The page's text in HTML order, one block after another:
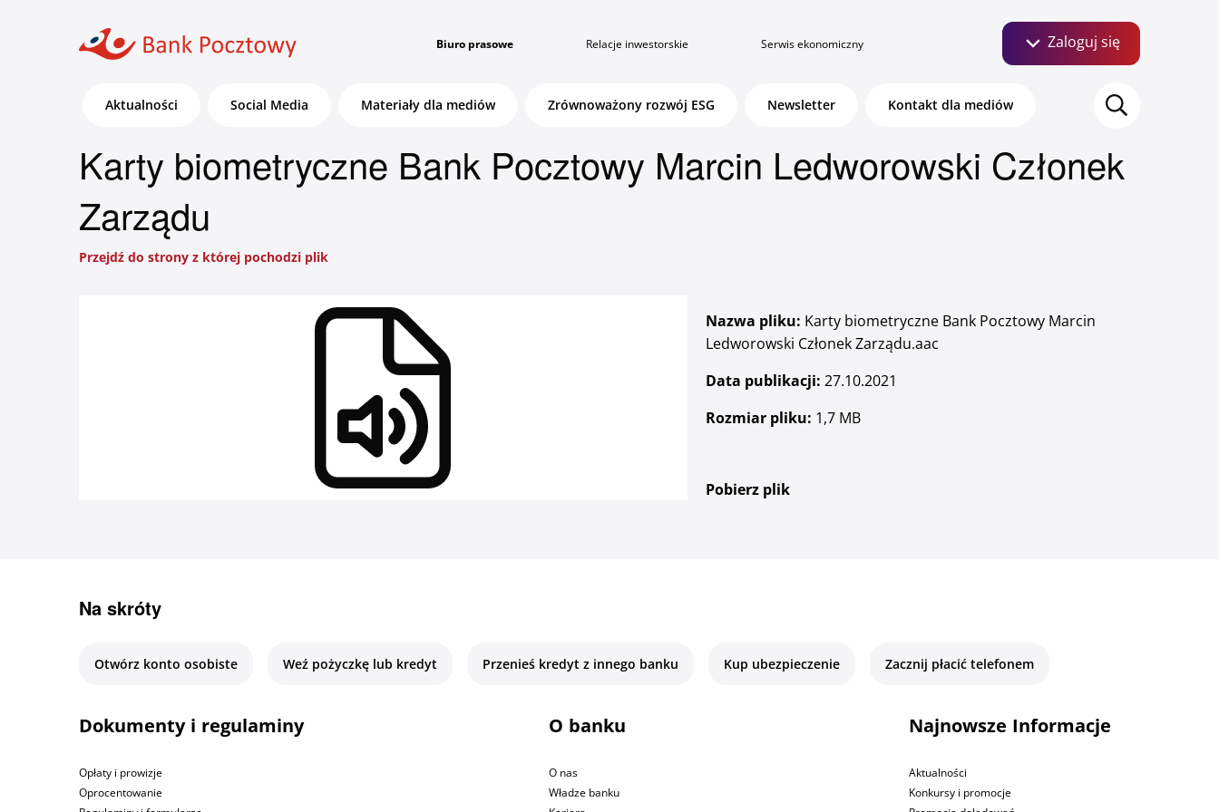
Biuro prasowe Relacje inwestorskie Serwis ekonomiczny Zaloguj się
Bankowość dla Klientów
detalicznych, małych firm i
O bankowości mobilnej
Szukaj:
Aktualności Social Media Materiały dla mediów Zrównoważony rozwój ESG Newsletter Kontakt dla mediów
Karty biometryczne Bank Pocztowy Marcin Ledworowski Członek
Zarządu
Przejdź do strony z której pochodzi plik
Pobierz plik
Nazwa pliku: Karty biometryczne Bank Pocztowy Marcin
Ledworowski Członek Zarządu.aac
Data publikacji: 27.10.2021
Rozmiar pliku: 1,7 MB
Na skróty
Otwórz konto osobiste Weź pożyczkę lub kredyt Przenieś kredyt z innego banku Kup ubezpieczenie Zacznij płacić telefonem
Dokumenty i regulaminy
Opłaty i prowizje
Oprocentowanie
O banku
O nas
Władze banku
Najnowsze Informacje
Aktualności
Konkursy i promocje